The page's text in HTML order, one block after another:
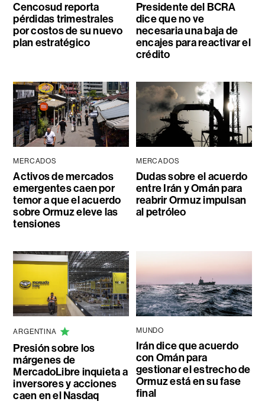
Cencosud reporta
pérdidas trimestrales
por costos de su nuevo
plan estratégico
Presidente del BCRA
dice que no ve
necesaria una baja de
encajes para reactivar el
crédito
MERCADOS
Activos de mercados
emergentes caen por
temor a que el acuerdo
sobre Ormuz eleve las
tensiones
MERCADOS
Dudas sobre el acuerdo
entre Irán y Omán para
reabrir Ormuz impulsan
al petróleo
ARGENTINA
Presión sobre los
márgenes de
MercadoLibre inquieta a
inversores y acciones
caen en el Nasdaq
MUNDO
Irán dice que acuerdo
con Omán para
gestionar el estrecho de
Ormuz está en su fase
final